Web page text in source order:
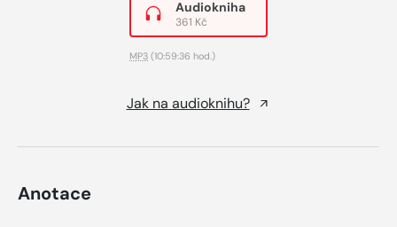
Audiokniha
361 Kč
MP3 (10:59:36 hod.)
Jak na audioknihu?
Anotace